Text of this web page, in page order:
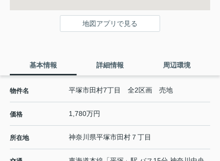
地図アプリで見る
基本情報 詳細情報 周辺環境
物件名 平塚市田村7丁目 全2区画 売地
価格 1,780万円
所在地 神奈川県平塚市田村 ７丁目